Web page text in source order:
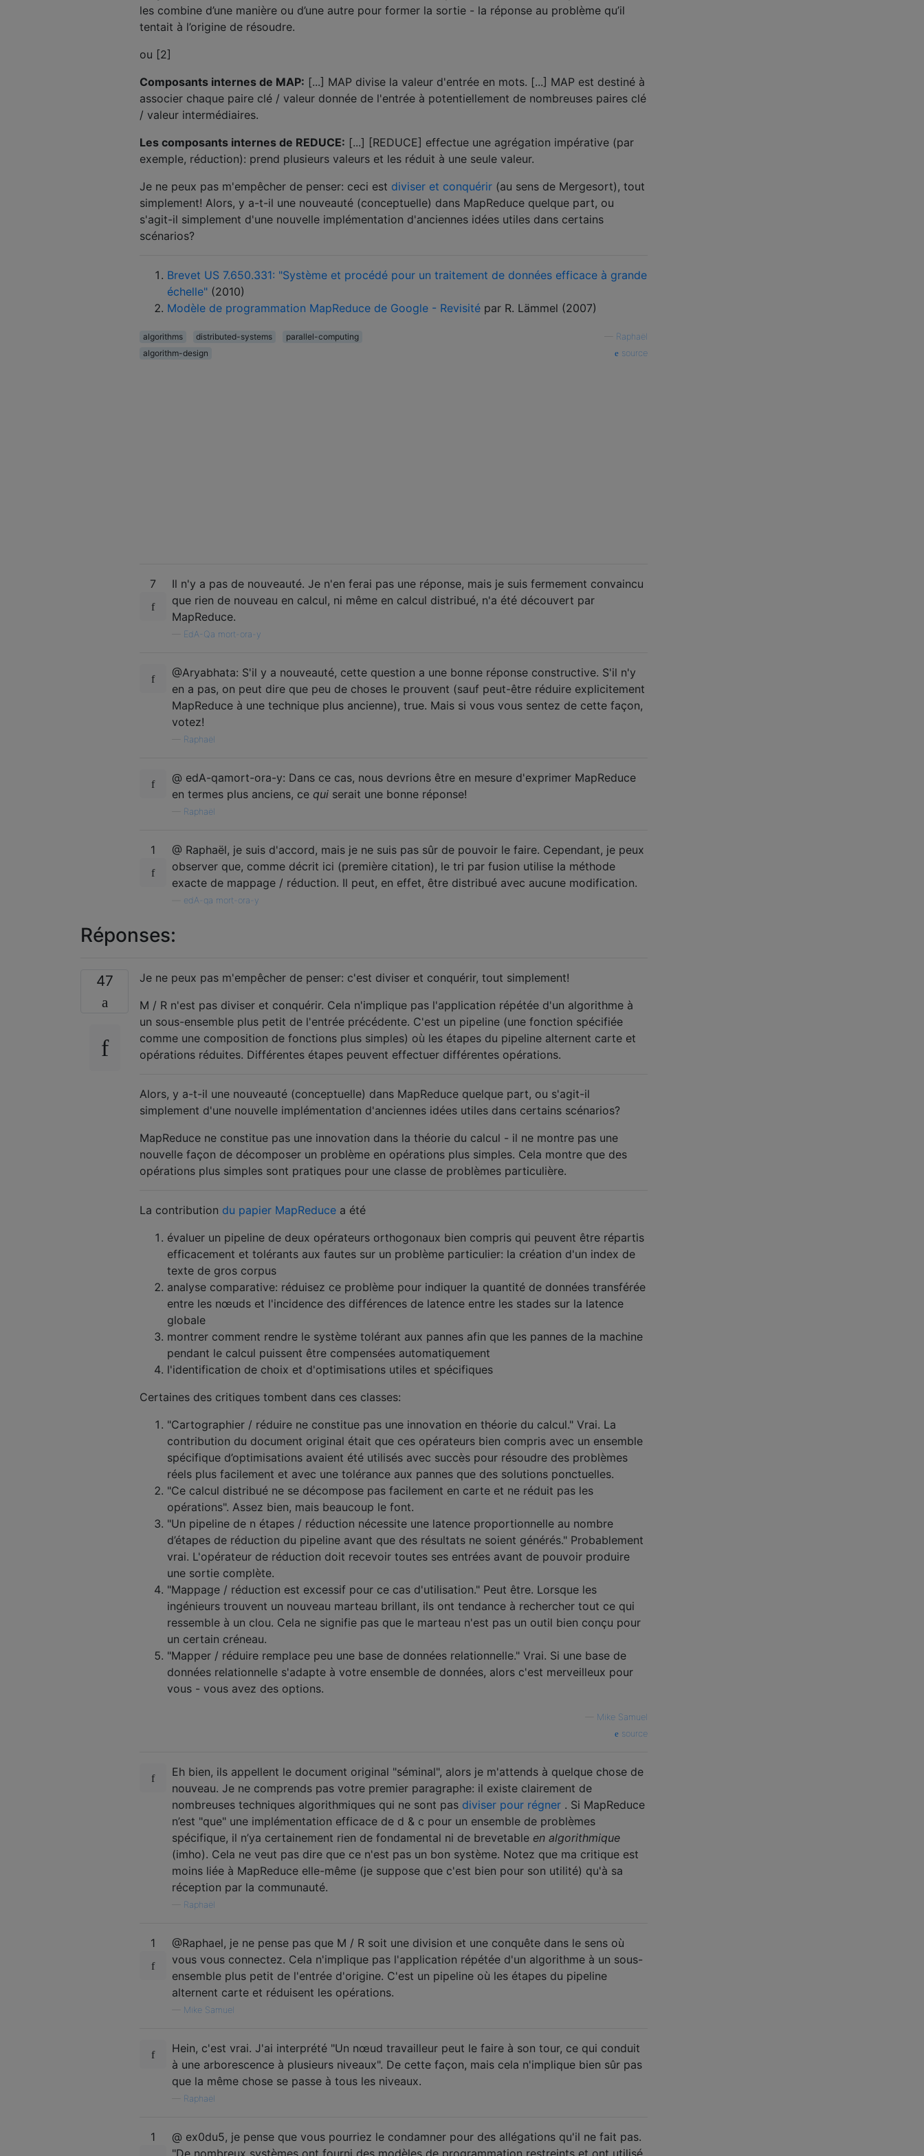
les combine d’une manière ou d’une autre pour former la sortie - la réponse au problème qu’il
tentait à l’origine de résoudre.
ou [2]
Composants internes de MAP: [...] MAP divise la valeur d'entrée en mots. [...] MAP est destiné à
associer chaque paire clé / valeur donnée de l'entrée à potentiellement de nombreuses paires clé
/ valeur intermédiaires.
Les composants internes de REDUCE: [...] [REDUCE] effectue une agrégation impérative (par
exemple, réduction): prend plusieurs valeurs et les réduit à une seule valeur.
Je ne peux pas m'empêcher de penser: ceci est diviser et conquérir (au sens de Mergesort), tout
simplement! Alors, y a-t-il une nouveauté (conceptuelle) dans MapReduce quelque part, ou
s'agit-il simplement d'une nouvelle implémentation d'anciennes idées utiles dans certains
scénarios?
Brevet US 7.650.331: "Système et procédé pour un traitement de données efficace à grande
échelle" (2010)
Modèle de programmation MapReduce de Google - Revisité par R. Lämmel (2007)
algorithms distributed-systems
parallel-computing
algorithm-design
Raphaël
source
7
Il n'y a pas de nouveauté. Je n'en ferai pas une réponse, mais je suis fermement convaincu
que rien de nouveau en calcul, ni même en calcul distribué, n'a été découvert par
MapReduce.
EdA-Qa mort-ora-y
@Aryabhata: S'il y a nouveauté, cette question a une bonne réponse constructive. S'il n'y
en a pas, on peut dire que peu de choses le prouvent (sauf peut-être réduire explicitement
MapReduce à une technique plus ancienne), true. Mais si vous vous sentez de cette façon,
votez!
Raphaël
@ edA-qamort-ora-y: Dans ce cas, nous devrions être en mesure d'exprimer MapReduce
en termes plus anciens, ce qui serait une bonne réponse!
Raphaël
1
@ Raphaël, je suis d'accord, mais je ne suis pas sûr de pouvoir le faire. Cependant, je peux
observer que, comme décrit ici (première citation), le tri par fusion utilise la méthode
exacte de mappage / réduction. Il peut, en effet, être distribué avec aucune modification.
edA-qa mort-ora-y
Réponses:
47
Je ne peux pas m'empêcher de penser: c'est diviser et conquérir, tout simplement!
M / R n'est pas diviser et conquérir. Cela n'implique pas l'application répétée d'un algorithme à
un sous-ensemble plus petit de l'entrée précédente. C'est un pipeline (une fonction spécifiée
comme une composition de fonctions plus simples) où les étapes du pipeline alternent carte et
opérations réduites. Différentes étapes peuvent effectuer différentes opérations.
Alors, y a-t-il une nouveauté (conceptuelle) dans MapReduce quelque part, ou s'agit-il
simplement d'une nouvelle implémentation d'anciennes idées utiles dans certains scénarios?
MapReduce ne constitue pas une innovation dans la théorie du calcul - il ne montre pas une
nouvelle façon de décomposer un problème en opérations plus simples. Cela montre que des
opérations plus simples sont pratiques pour une classe de problèmes particulière.
La contribution du papier MapReduce a été
évaluer un pipeline de deux opérateurs orthogonaux bien compris qui peuvent être répartis
efficacement et tolérants aux fautes sur un problème particulier: la création d'un index de
texte de gros corpus
analyse comparative: réduisez ce problème pour indiquer la quantité de données transférée
entre les nœuds et l'incidence des différences de latence entre les stades sur la latence
globale
montrer comment rendre le système tolérant aux pannes afin que les pannes de la machine
pendant le calcul puissent être compensées automatiquement
l'identification de choix et d'optimisations utiles et spécifiques
Certaines des critiques tombent dans ces classes:
"Cartographier / réduire ne constitue pas une innovation en théorie du calcul." Vrai. La
contribution du document original était que ces opérateurs bien compris avec un ensemble
spécifique d’optimisations avaient été utilisés avec succès pour résoudre des problèmes
réels plus facilement et avec une tolérance aux pannes que des solutions ponctuelles.
"Ce calcul distribué ne se décompose pas facilement en carte et ne réduit pas les
opérations". Assez bien, mais beaucoup le font.
"Un pipeline de n étapes / réduction nécessite une latence proportionnelle au nombre
d’étapes de réduction du pipeline avant que des résultats ne soient générés." Probablement
vrai. L'opérateur de réduction doit recevoir toutes ses entrées avant de pouvoir produire
une sortie complète.
"Mappage / réduction est excessif pour ce cas d'utilisation." Peut être. Lorsque les
ingénieurs trouvent un nouveau marteau brillant, ils ont tendance à rechercher tout ce qui
ressemble à un clou. Cela ne signifie pas que le marteau n'est pas un outil bien conçu pour
un certain créneau.
"Mapper / réduire remplace peu une base de données relationnelle." Vrai. Si une base de
données relationnelle s'adapte à votre ensemble de données, alors c'est merveilleux pour
vous - vous avez des options.
Mike Samuel
source
Eh bien, ils appellent le document original "séminal", alors je m'attends à quelque chose de
nouveau. Je ne comprends pas votre premier paragraphe: il existe clairement de
nombreuses techniques algorithmiques qui ne sont pas diviser pour régner . Si MapReduce
n’est "que" une implémentation efficace de d & c pour un ensemble de problèmes
spécifique, il n’ya certainement rien de fondamental ni de brevetable en algorithmique
(imho). Cela ne veut pas dire que ce n'est pas un bon système. Notez que ma critique est
moins liée à MapReduce elle-même (je suppose que c'est bien pour son utilité) qu'à sa
réception par la communauté.
Raphaël
1
@Raphael, je ne pense pas que M / R soit une division et une conquête dans le sens où
vous vous connectez. Cela n'implique pas l'application répétée d'un algorithme à un sous-
ensemble plus petit de l'entrée d'origine. C'est un pipeline où les étapes du pipeline
alternent carte et réduisent les opérations.
Mike Samuel
Hein, c'est vrai. J'ai interprété "Un nœud travailleur peut le faire à son tour, ce qui conduit
à une arborescence à plusieurs niveaux". De cette façon, mais cela n'implique bien sûr pas
que la même chose se passe à tous les niveaux.
Raphaël
1
@ ex0du5, je pense que vous pourriez le condamner pour des allégations qu'il ne fait pas.
"De nombreux systèmes ont fourni des modèles de programmation restreints et ont utilisé